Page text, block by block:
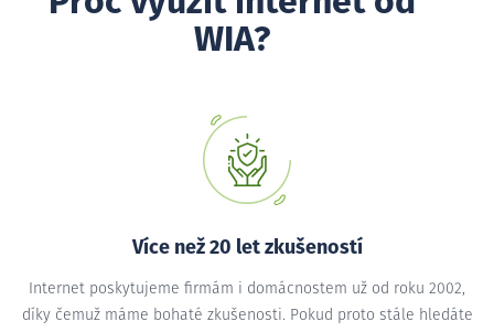
WIA?
Více než 20 let zkušeností
Internet poskytujeme firmám i domácnostem už od roku 2002,
díky čemuž máme bohaté zkušenosti. Pokud proto stále hledáte